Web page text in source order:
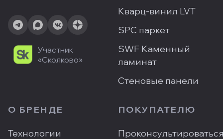
Участник
«Сколково»
Кварц-винил LVT
SPC паркет
SWF Каменный
ламинат
Стеновые панели
О БРЕНДЕ
Технологии
ПОКУПАТЕЛЮ